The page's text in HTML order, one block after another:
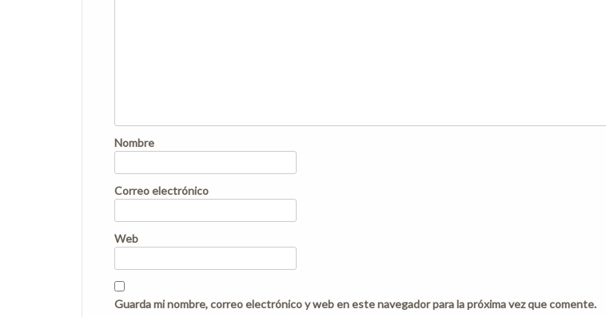
Nombre
Correo electrónico
Web
Guarda mi nombre, correo electrónico y web en este navegador para la próxima vez que comente.